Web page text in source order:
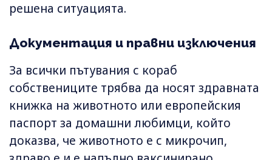
решена ситуацията.
Документация и правни изключения
За всички пътувания с кораб
собствениците трябва да носят здравната
книжка на животното или европейския
паспорт за домашни любимци, който
доказва, че животното е с микрочип,